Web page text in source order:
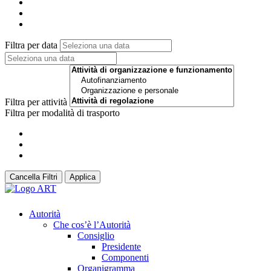
Filtra per data
Filtra per attività
Filtra per modalità di trasporto
Cancella Filtri Applica
Autorità
Che cos’è l’Autorità
Consiglio
Presidente
Componenti
Organigramma